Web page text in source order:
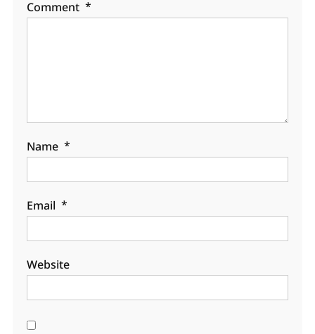
Comment *
Name *
Email *
Website